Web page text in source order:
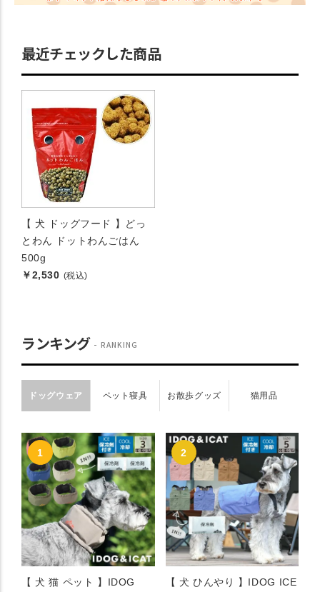
最近チェックした商品
【 犬 ドッグフード 】どっ
とわん ドットわんごはん
500g
￥2,530 (税込)
ランキング RANKING
ドッグウェア ペット寝具 お散歩グッズ 猫用品
【 犬 猫 ペット 】IDOG
【 犬 ひんやり 】IDOG ICE